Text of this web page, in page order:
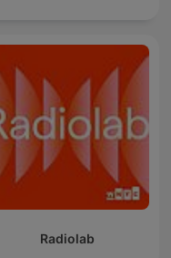
Radiolab